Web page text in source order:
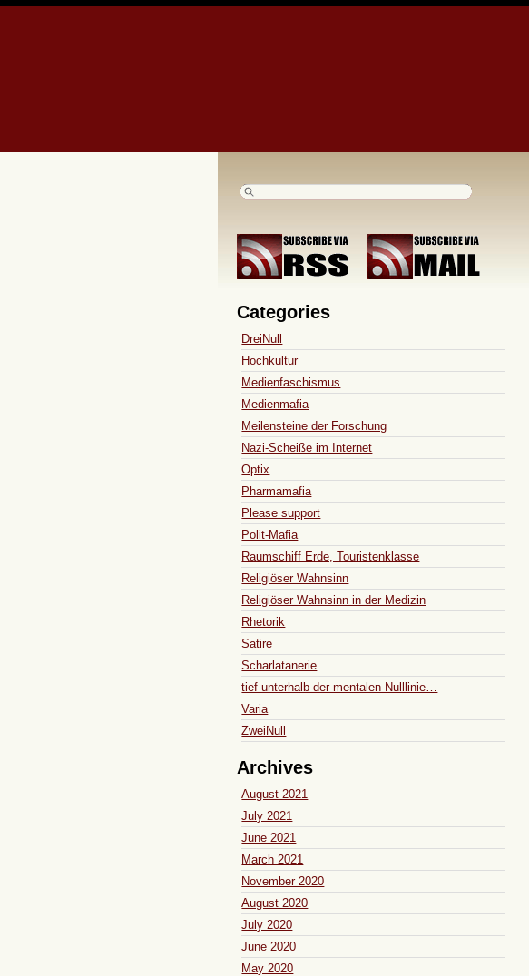
Categories
DreiNull
Hochkultur
Medienfaschismus
Medienmafia
Meilensteine der Forschung
Nazi-Scheiße im Internet
Optix
Pharmamafia
Please support
Polit-Mafia
Raumschiff Erde, Touristenklasse
Religiöser Wahnsinn
Religiöser Wahnsinn in der Medizin
Rhetorik
Satire
Scharlatanerie
tief unterhalb der mentalen Nulllinie…
Varia
ZweiNull
Archives
August 2021
July 2021
June 2021
March 2021
November 2020
August 2020
July 2020
June 2020
May 2020